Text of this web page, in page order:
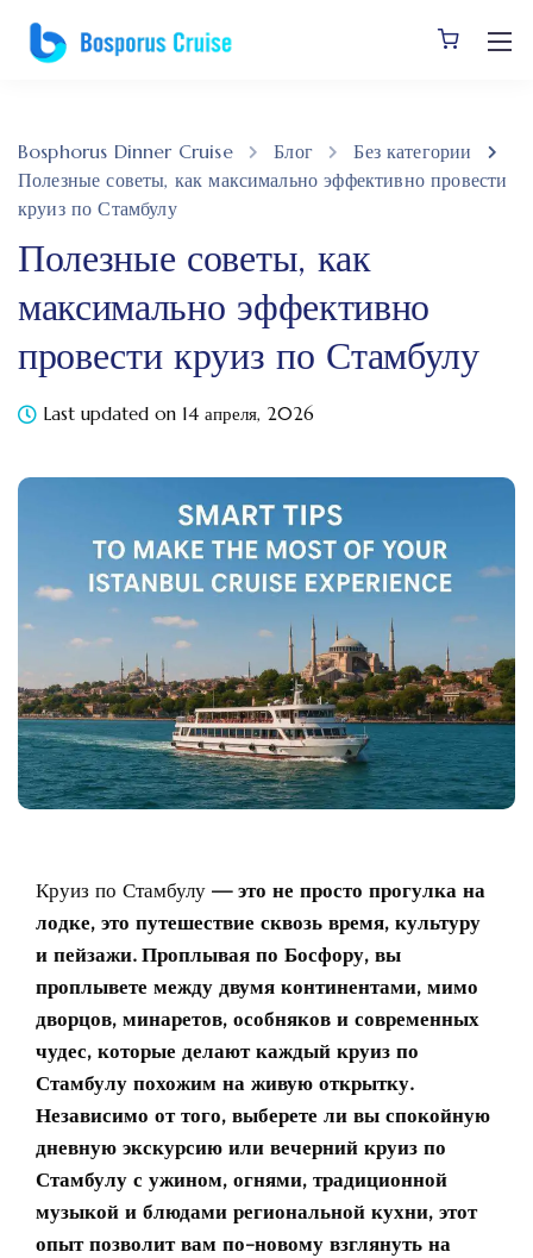
Bosphorus Dinner Cruise Блог
Без категории
Полезные советы, как максимально эффективно провести
круиз по Стамбулу
Полезные советы, как
максимально эффективно
провести круиз по Стамбулу
Last updated on 14 апреля, 2026
Круиз по Стамбулу — это не просто прогулка на
лодке, это путешествие сквозь время, культуру
и пейзажи. Проплывая по Босфору, вы
проплывете между двумя континентами, мимо
дворцов, минаретов, особняков и современных
чудес, которые делают каждый круиз по
Стамбулу похожим на живую открытку.
Независимо от того, выберете ли вы спокойную
дневную экскурсию или вечерний круиз по
Стамбулу с ужином, огнями, традиционной
музыкой и блюдами региональной кухни, этот
опыт позволит вам по-новому взглянуть на